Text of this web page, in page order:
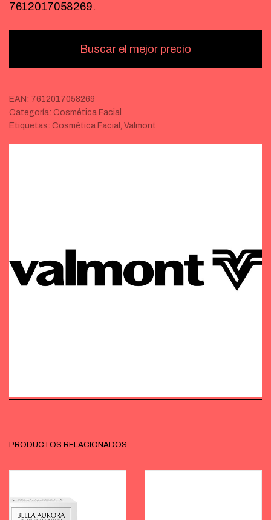
7612017058269.
Buscar el mejor precio
EAN: 7612017058269
Categoría: Cosmética Facial
Etiquetas: Cosmética Facial , Valmont
PRODUCTOS RELACIONADOS